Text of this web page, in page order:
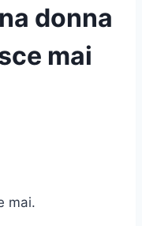
donna
mai
mai.